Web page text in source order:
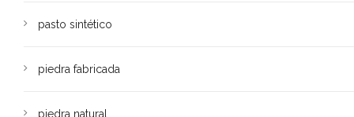
pasto sintético
piedra fabricada
piedra natural